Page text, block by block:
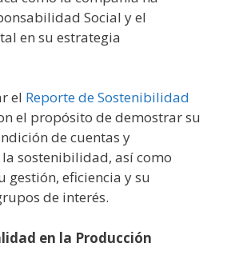
Social y el
en su estrategia
el Reporte de Sostenibilidad
el propósito de demostrar su
de cuentas y
sostenibilidad, así como
gestión, eficiencia y su
de interés.
en la Producción